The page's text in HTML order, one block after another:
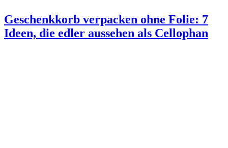
Geschenkkorb verpacken ohne Folie: 7
Ideen, die edler aussehen als Cellophan